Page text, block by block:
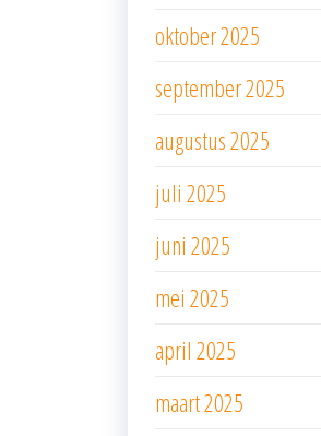
oktober 2025
september 2025
augustus 2025
juli 2025
juni 2025
mei 2025
april 2025
maart 2025